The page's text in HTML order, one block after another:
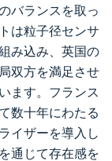
バランスを取っ
は粒子径センサ
み込み、英国の
双方を満足させ
ます。フランス
数十年にわたる
イザーを導入し
通じて存在感を